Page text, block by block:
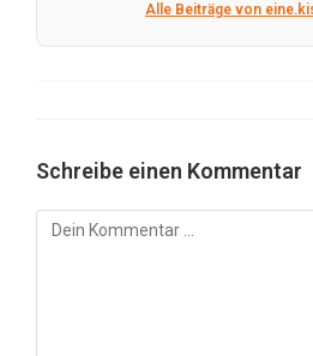
Alle Beiträge von
Schreibe einen Kommentar
Kommentar